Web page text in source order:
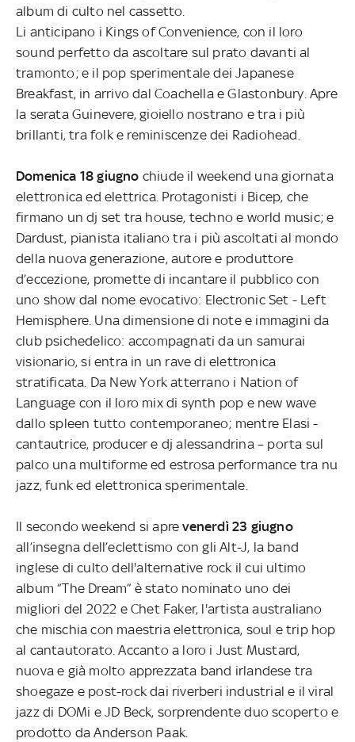
album di culto nel cassetto.
Li anticipano i Kings of Convenience, con il loro
sound perfetto da ascoltare sul prato davanti al
tramonto; e il pop sperimentale dei Japanese
Breakfast, in arrivo dal Coachella e Glastonbury. Apre
la serata Guinevere, gioiello nostrano e tra i più
brillanti, tra folk e reminiscenze dei Radiohead.
Domenica 18 giugno chiude il weekend una giornata
elettronica ed elettrica. Protagonisti i Bicep, che
firmano un dj set tra house, techno e world music; e
Dardust, pianista italiano tra i più ascoltati al mondo
della nuova generazione, autore e produttore
d’eccezione, promette di incantare il pubblico con
uno show dal nome evocativo: Electronic Set - Left
Hemisphere. Una dimensione di note e immagini da
club psichedelico: accompagnati da un samurai
visionario, si entra in un rave di elettronica
stratificata. Da New York atterrano i Nation of
Language con il loro mix di synth pop e new wave
dallo spleen tutto contemporaneo; mentre Elasi -
cantautrice, producer e dj alessandrina – porta sul
palco una multiforme ed estrosa performance tra nu
jazz, funk ed elettronica sperimentale.
Il secondo weekend si aprevenerdì 23 giugno
all’insegna dell’eclettismo con gli Alt-J, la band
inglese di culto dell'alternative rock il cui ultimo
album “The Dream” è stato nominato uno dei
migliori del 2022 e Chet Faker, l'artista australiano
che mischia con maestria elettronica, soul e trip hop
al cantautorato. Accanto a loro i Just Mustard,
nuova e già molto apprezzata band irlandese tra
shoegaze e post-rock dai riverberi industrial e il viral
jazz di DOMi e JD Beck, sorprendente duo scoperto e
prodotto da Anderson Paak.